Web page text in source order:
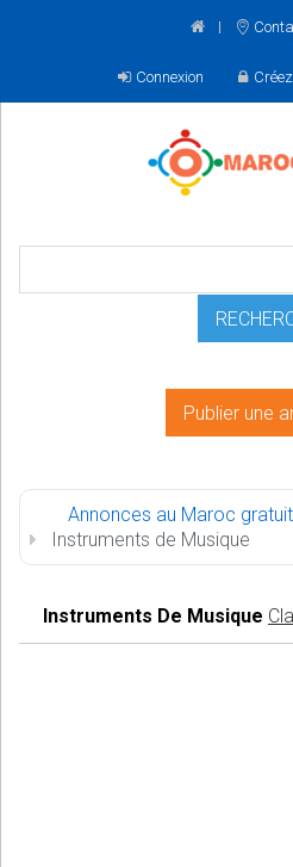
Connexion
Publier une
Annonces au Maroc
Instruments de Musique
Instruments De Musique